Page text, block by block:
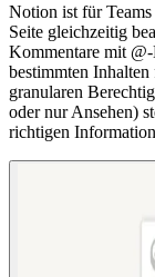
Notion ist für
Seite gleichzeitig
Kommentare mit
bestimmten
granularen
oder nur Ansehen)
richtigen